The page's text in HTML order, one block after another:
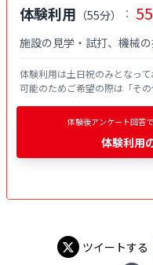
体験利用 （55分） ：
施設の見学・試打、機械
体験利用は土日祝のみとなっ
可能のためご希望の際は「そ
体験後アンケート回答
体験利用
ツイートする